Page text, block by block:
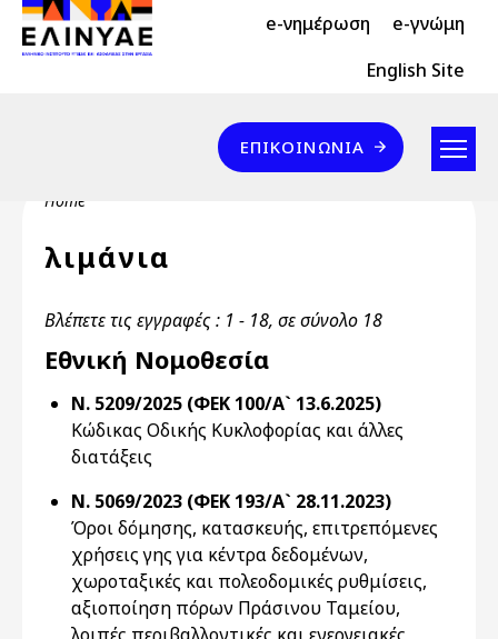
Skip to main content
Header Top 2 e-νημέρωση e-γνώμη
Header Top English Site
Επικοινωνία
ΕΠΙΚΟΙΝΩΝΊΑ
Breadcrumb
Home
λιμάνια
Βλέπετε τις εγγραφές : 1 - 18, σε σύνολο 18
Εθνική Νομοθεσία
Ν. 5209/2025 (ΦΕΚ 100/Α` 13.6.2025)
Κώδικας Οδικής Κυκλοφορίας και άλλες
διατάξεις
Ν. 5069/2023 (ΦΕΚ 193/Α` 28.11.2023)
Όροι δόμησης, κατασκευής, επιτρεπόμενες
χρήσεις γης για κέντρα δεδομένων,
χωροταξικές και πολεοδομικές ρυθμίσεις,
αξιοποίηση πόρων Πράσινου Ταμείου,